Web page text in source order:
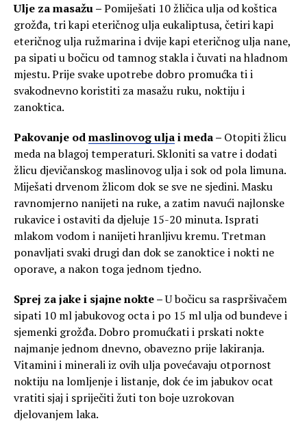
Ulje za masažu –Pomiješati 10 žličica ulja od koštica
grožđa, tri kapi eteričnog ulja eukaliptusa, četiri kapi
eteričnog ulja ružmarina i dvije kapi eteričnog ulja nane,
pa sipati u bočicu od tamnog stakla i čuvati na hladnom
mjestu. Prije svake upotrebe dobro promućka ti i
svakodnevno koristiti za masažu ruku, noktiju i
zanoktica.
Pakovanje odmaslinovog uljai meda – Otopiti žlicu
meda na blagoj temperaturi. Skloniti sa vatre i dodati
žlicu djevičanskog maslinovog ulja i sok od pola limuna.
Miješati drvenom žlicom dok se sve ne sjedini. Masku
ravnomjerno nanijeti na ruke, a zatim navući najlonske
rukavice i ostaviti da djeluje 15-20 minuta. Isprati
mlakom vodom i nanijeti hranljivu kremu. Tretman
ponavljati svaki drugi dan dok se zanoktice i nokti ne
oporave, a nakon toga jednom tjedno.
Sprej za jake i sjajne nokte –U bočicu sa raspršivačem
sipati 10 ml jabukovog octa i po 15 ml ulja od bundeve i
sjemenki grožđa. Dobro promućkati i prskati nokte
najmanje jednom dnevno, obavezno prije lakiranja.
Vitamini i minerali iz ovih ulja povećavaju otpornost
noktiju na lomljenje i listanje, dok će im jabukov ocat
vratiti sjaj i spriječiti žuti ton boje uzrokovan
djelovanjem laka.